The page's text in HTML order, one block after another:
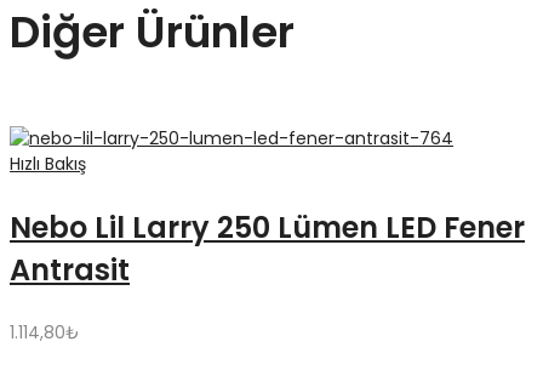
Diğer Ürünler
Hızlı Bakış
​Nebo Lil Larry 250 Lümen LED Fener
Antrasit
1.114,80₺